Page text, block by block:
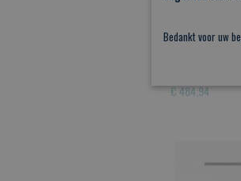
Schuifdeur
Deze grenen
€ 484,94
Bedankt voor uw